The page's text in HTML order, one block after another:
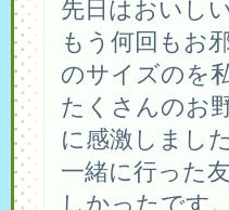
先日はおいし
もう何回もお
のサイズのを
たくさんのお
に感激しました
一緒に行った
しかったです。